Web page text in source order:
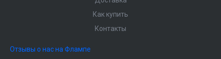
Как купить
Контакты
Отзывы о нас на Флампе